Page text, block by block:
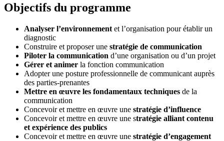
Objectifs du programme
Analyser l’environnement et l’organisation pour établir un
diagnostic
Construire et proposer une stratégie de communication
Piloter la communication d’une organisation ou d’un projet
Gérer et animer la fonction communication
Adopter une posture professionnelle de communicant auprès
des parties-prenantes
Mettre en œuvre les fondamentaux techniques de la
communication
Concevoir et mettre en œuvre une stratégie d’influence
Concevoir et mettre en œuvre une stratégie alliant contenu
et expérience des publics
Concevoir et mettre en œuvre une stratégie d’engagement